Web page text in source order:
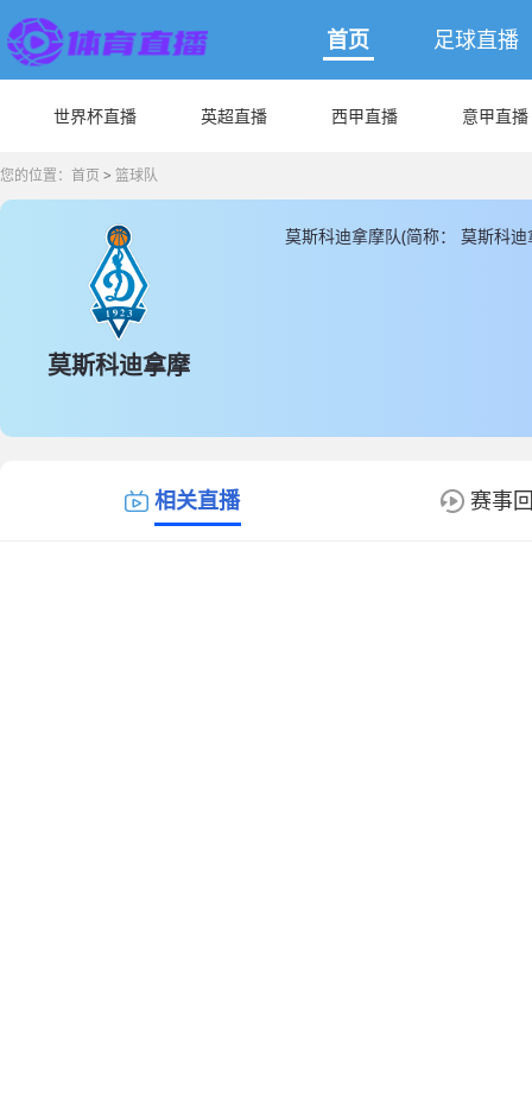
首页 足球直播
世界杯直播 英超直播 西甲直播 意甲直播
您的位置： 首页 > 篮球队
莫斯科迪拿摩
莫斯科迪拿摩队(简称： 莫斯科
相关直播 赛事